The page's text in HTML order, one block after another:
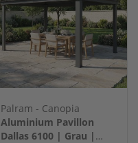
Palram - Canopia
Aluminium Pavillon
Dallas 6100 | Grau |